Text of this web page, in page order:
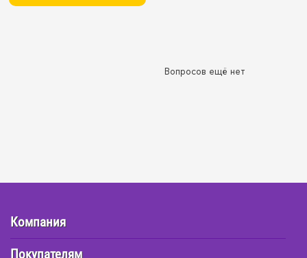
Вопросов ещё нет
Компания
Покупателям